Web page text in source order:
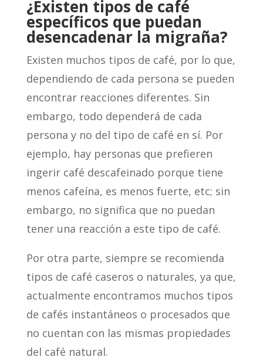
¿Existen tipos de café
específicos que puedan
desencadenar la migraña?
Existen muchos tipos de café, por lo que,
dependiendo de cada persona se pueden
encontrar reacciones diferentes. Sin
embargo, todo dependerá de cada
persona y no del tipo de café en sí. Por
ejemplo, hay personas que prefieren
ingerir café descafeinado porque tiene
menos cafeína, es menos fuerte, etc; sin
embargo, no significa que no puedan
tener una reacción a este tipo de café.
Por otra parte, siempre se recomienda
tipos de café caseros o naturales, ya que,
actualmente encontramos muchos tipos
de cafés instantáneos o procesados que
no cuentan con las mismas propiedades
del café natural.